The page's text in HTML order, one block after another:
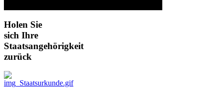
Holen Sie
sich Ihre
Staatsangehörigkeit
zurück